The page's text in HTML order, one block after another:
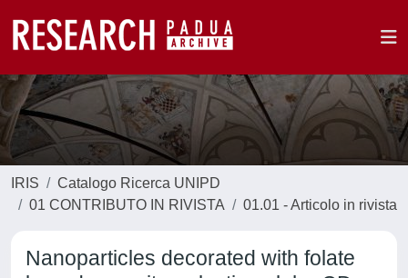
IRIS
Catalogo Ricerca UNIPD
01 CONTRIBUTO IN RIVISTA
01.01 - Articolo in rivista
Nanoparticles decorated with folate